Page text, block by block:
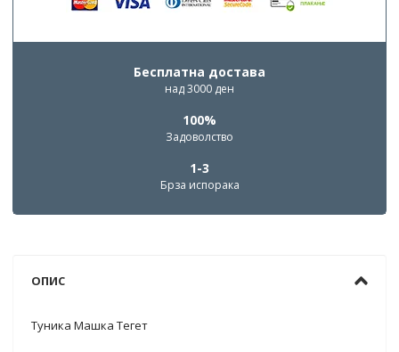
Бесплатна достава
над 3000 ден
100%
Задоволство
1-3
Брза испорака
ОПИС
Туника Машка Тегет